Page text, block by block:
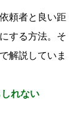
頼者と良い距
する方法。そ
解説していま
れない